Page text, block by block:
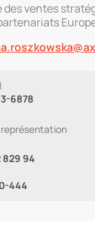
des ventes
6878
829 94
444